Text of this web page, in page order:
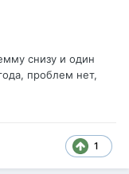
снизу и один
проблем нет,
1